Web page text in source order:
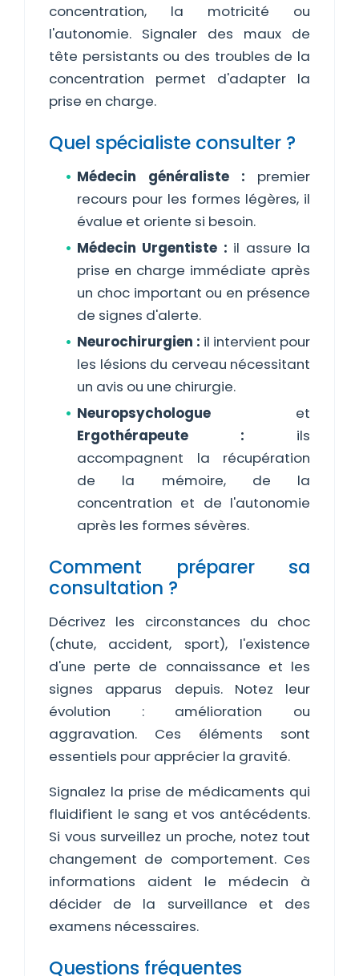
concentration, la motricité ou
l'autonomie. Signaler des maux de
tête persistants ou des troubles de la
concentration permet d'adapter la
prise en charge.
Quel spécialiste consulter ?
Médecin généraliste : premier
recours pour les formes légères, il
évalue et oriente si besoin.
Médecin Urgentiste : il assure la
prise en charge immédiate après
un choc important ou en présence
de signes d'alerte.
Neurochirurgien : il intervient pour
les lésions du cerveau nécessitant
un avis ou une chirurgie.
Neuropsychologue et
Ergothérapeute : ils
accompagnent la récupération
de la mémoire, de la
concentration et de l'autonomie
après les formes sévères.
Comment préparer sa
consultation ?
Décrivez les circonstances du choc
(chute, accident, sport), l'existence
d'une perte de connaissance et les
signes apparus depuis. Notez leur
évolution : amélioration ou
aggravation. Ces éléments sont
essentiels pour apprécier la gravité.
Signalez la prise de médicaments qui
fluidifient le sang et vos antécédents.
Si vous surveillez un proche, notez tout
changement de comportement. Ces
informations aident le médecin à
décider de la surveillance et des
examens nécessaires.
Questions fréquentes